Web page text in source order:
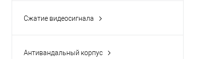
Сжатие видеосигнала
Антивандальный корпус